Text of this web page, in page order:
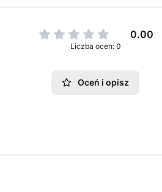
0.00
Liczba ocen: 0
Oceń i opisz